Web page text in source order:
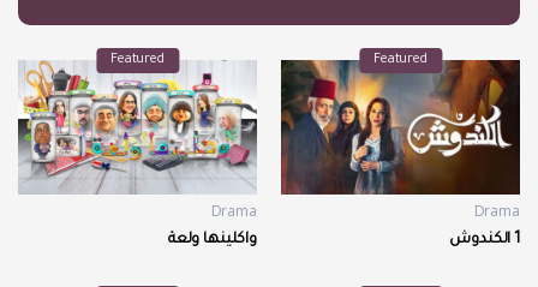
Featured
Drama
1 الكندوش
Featured
Drama
واكلينها ولعة